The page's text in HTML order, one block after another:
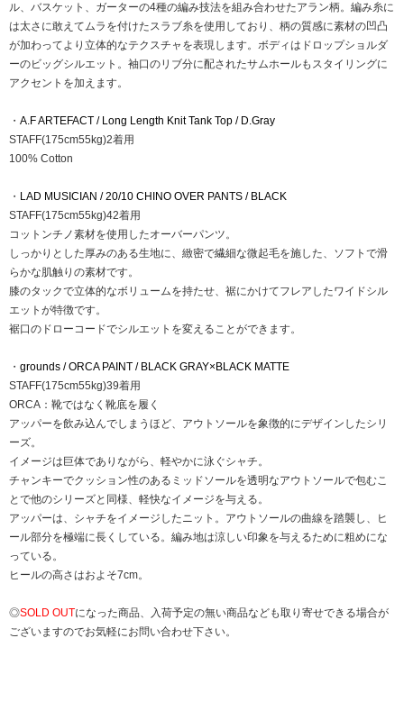
ル、バスケット、ガーターの4種の編み技法を組み合わせたアラン柄。編み糸に
は太さに敢えてムラを付けたスラブ糸を使用しており、柄の質感に素材の凹凸
が加わってより立体的なテクスチャを表現します。ボディはドロップショルダ
ーのビッグシルエット。袖口のリブ分に配されたサムホールもスタイリングに
アクセントを加えます。
・ A.F ARTEFACT / Long Length Knit Tank Top / D.Gray
STAFF(175cm55kg)2着用
100% Cotton
・ LAD MUSICIAN / 20/10 CHINO OVER PANTS / BLACK
STAFF(175cm55kg)42着用
コットンチノ素材を使用したオーバーパンツ。
しっかりとした厚みのある生地に、緻密で繊細な微起毛を施した、ソフトで滑
らかな肌触りの素材です。
膝のタックで立体的なボリュームを持たせ、裾にかけてフレアしたワイドシル
エットが特徴です。
裾口のドローコードでシルエットを変えることができます。
・ grounds / ORCA PAINT / BLACK GRAY×BLACK MATTE
STAFF(175cm55kg)39着用
ORCA：靴ではなく靴底を履く
アッパーを飲み込んでしまうほど、アウトソールを象徴的にデザインしたシリ
ーズ。
イメージは巨体でありながら、軽やかに泳ぐシャチ。
チャンキーでクッション性のあるミッドソールを透明なアウトソールで包むこ
とで他のシリーズと同様、軽快なイメージを与える。
アッパーは、シャチをイメージしたニット。アウトソールの曲線を踏襲し、ヒ
ール部分を極端に長くしている。編み地は涼しい印象を与えるために粗めにな
っている。
ヒールの高さはおよそ7cm。
◎SOLD OUTになった商品、入荷予定の無い商品なども取り寄せできる場合が
ございますのでお気軽にお問い合わせ下さい。